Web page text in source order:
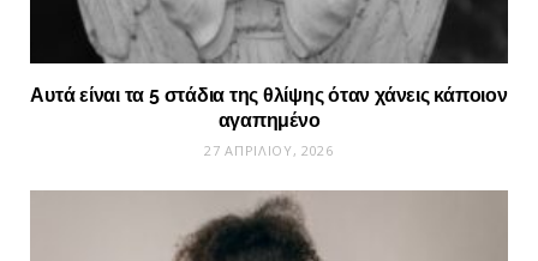
Αυτά είναι τα 5 στάδια της θλίψης όταν χάνεις κάποιον
αγαπημένο
27 ΑΠΡΙΛΊΟΥ, 2026